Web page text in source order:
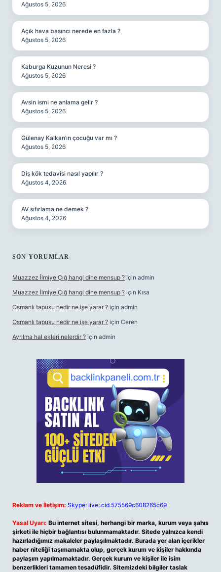
Ağustos 5, 2026
Açık hava basıncı nerede en fazla ?
Ağustos 5, 2026
Kaburga Kuzunun Neresi ?
Ağustos 5, 2026
Avsin ismi ne anlama gelir ?
Ağustos 5, 2026
Gülenay Kalkan’ın çocuğu var mı ?
Ağustos 5, 2026
Diş kök tedavisi nasıl yapılır ?
Ağustos 4, 2026
AV sıfırlama ne demek ?
Ağustos 4, 2026
SON YORUMLAR
Muazzez İlmiye Çığ hangi dine mensup ? için admin
Muazzez İlmiye Çığ hangi dine mensup ? için Kısa
Osmanlı tapusu nedir ne işe yarar ? için admin
Osmanlı tapusu nedir ne işe yarar ? için Ceren
Ayrılma hal ekleri nelerdir ? için admin
Reklam ve İletişim: Skype: live:.cid.575569c608265c69
Yasal Uyarı: Bu internet sitesi, herhangi bir marka, kurum veya şahıs
şirketi ile hiçbir bağlantısı bulunmamaktadır. Sitede yalnızca kendi
hazırladığımız makaleler paylaşılmaktadır. Burada yer alan içerikler
haber niteliği taşımamakta olup, gerçek kurum ve kişiler hakkında
paylaşım yapılmamaktadır. Gerçek kurum ve kişiler ile isim
benzerlikleri tamamen tesadüfidir. Sitemizdeki bilgiler taslak